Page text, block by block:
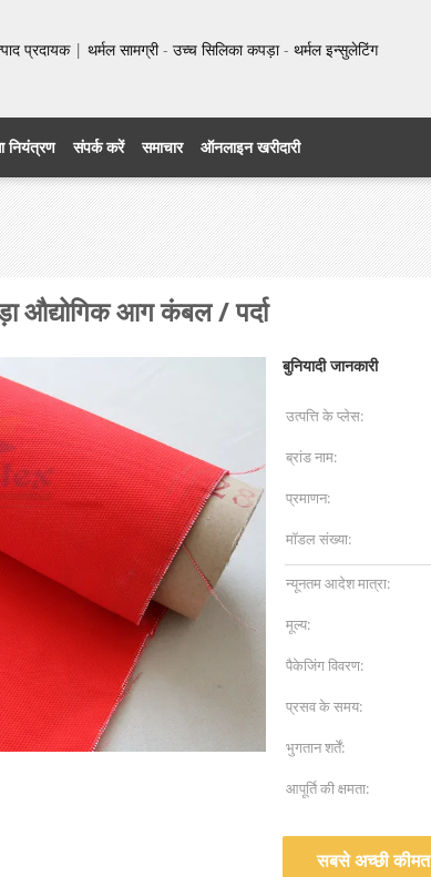
प्रदायक | थर्मल सामग्री - उच्च सिलिका कपड़ा - थर्मल इन्सुलेटिंग
नियंत्रण संपर्क करें समाचार ऑनलाइन खरीदारी
औद्योगिक आग कंबल / पर्दा
बुनियादी जानकारी
उत्पत्ति के प्लेस:
ब्रांड नाम:
प्रमाणन:
मॉडल संख्या:
न्यूनतम आदेश मात्रा:
मूल्य:
पैकेजिंग विवरण:
प्रसव के समय:
भुगतान शर्तें:
आपूर्ति की क्षमता:
सबसे अच्छी कीमत